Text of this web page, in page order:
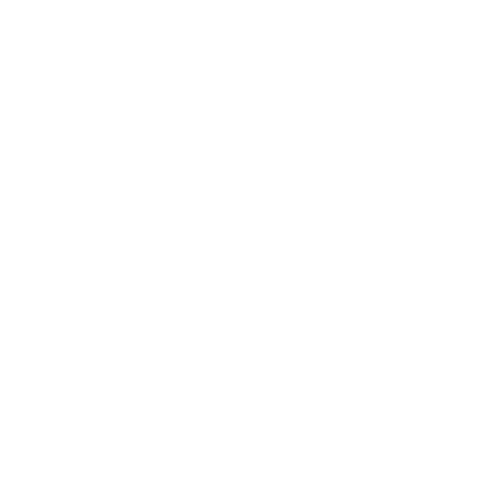
deles se importava com isso nesse momento,
se encontrava totalmente vazia, nunca ninguém
Não que ela estivesse com medo, longe disso,
arbustos que estavam insistindo com as mãos